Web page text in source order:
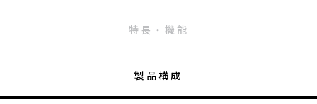
特長・機能
製品構成